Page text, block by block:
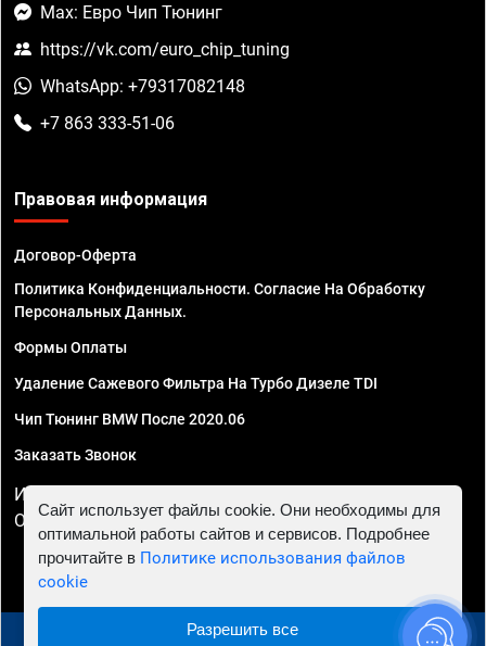
Max: Евро Чип Тюнинг
https://vk.com/euro_chip_tuning
WhatsApp: +79317082148
+7 863 333-51-06
Правовая информация
Договор-Оферта
Политика Конфиденциальности. Согласие На Обработку
Персональных Данных.
Формы Оплаты
Удаление Сажевого Фильтра На Турбо Дизеле TDI
Чип Тюнинг BMW После 2020.06
Заказать Звонок
ИП Смирнов Георгий Павлович. ИНН 781302555843,
ОГРНИП 324470400032610
© 2010 - 2026 Чип тюнинг в Ростове-на-Дону -
Сайт использует файлы cookie. Они необходимы для
оптимальной работы сайтов и сервисов. Подробнее
прочитайте в Политике использования файлов
cookie
Разрешить все